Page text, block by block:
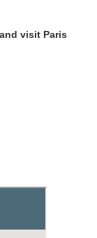
visit Paris